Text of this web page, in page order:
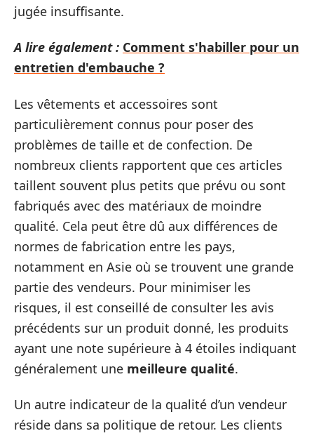
jugée insuffisante.
A lire également : Comment s'habiller pour un
entretien d'embauche ?
Les vêtements et accessoires sont
particulièrement connus pour poser des
problèmes de taille et de confection. De
nombreux clients rapportent que ces articles
taillent souvent plus petits que prévu ou sont
fabriqués avec des matériaux de moindre
qualité. Cela peut être dû aux différences de
normes de fabrication entre les pays,
notamment en Asie où se trouvent une grande
partie des vendeurs. Pour minimiser les
risques, il est conseillé de consulter les avis
précédents sur un produit donné, les produits
ayant une note supérieure à 4 étoiles indiquant
généralement une meilleure qualité.
Un autre indicateur de la qualité d’un vendeur
réside dans sa politique de retour. Les clients